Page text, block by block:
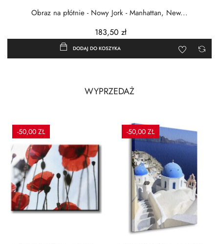
Obraz na płótnie - Nowy Jork - Manhattan, New...
183,50 zł
DODAJ DO KOSZYKA
WYPRZEDAŻ
-50,00 ZŁ -50,00 ZŁ